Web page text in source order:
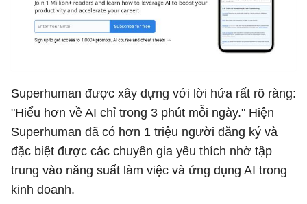
Superhuman được xây dựng với lời hứa rất rõ ràng:
"Hiểu hơn về AI chỉ trong 3 phút mỗi ngày." Hiện
Superhuman đã có hơn 1 triệu người đăng ký và
đặc biệt được các chuyên gia yêu thích nhờ tập
trung vào năng suất làm việc và ứng dụng AI trong
kinh doanh.